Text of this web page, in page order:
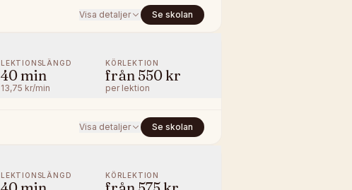
Visa detaljer Se skolan
LEKTIONSLÄNGD
40min
13,75 kr/min
KÖRLEKTION
från 550 kr
per lektion
Visa detaljer Se skolan
LEKTIONSLÄNGD KÖRLEKTION